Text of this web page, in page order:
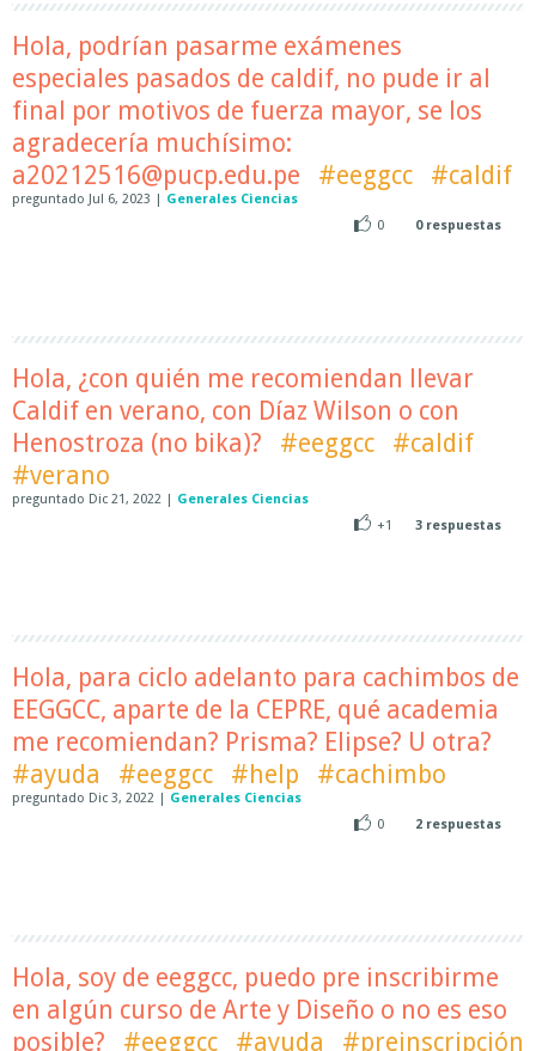
Hola, podrían pasarme exámenes
especiales pasados de caldif, no pude ir al
final por motivos de fuerza mayor, se los
agradecería muchísimo:
a20212516@pucp.edu.pe
#eeggcc #caldif
preguntado Jul 6, 2023 | Generales Ciencias
0
0respuestas
Hola, ¿con quién me recomiendan llevar
Caldif en verano, con Díaz Wilson o con
Henostroza (no bika)?
#eeggcc
#caldif
#verano
preguntado Dic 21, 2022 | Generales Ciencias
+1
3 respuestas
Hola, para ciclo adelanto para cachimbos de
EEGGCC, aparte de la CEPRE, qué academia
me recomiendan? Prisma? Elipse? U otra?
#ayuda
#eeggcc #help #cachimbo
preguntado Dic 3, 2022 | Generales Ciencias
0
2 respuestas
Hola, soy de eeggcc, puedo pre inscribirme
en algún curso de Arte y Diseño o no es eso
posible?
#eeggcc #ayuda #preinscripción